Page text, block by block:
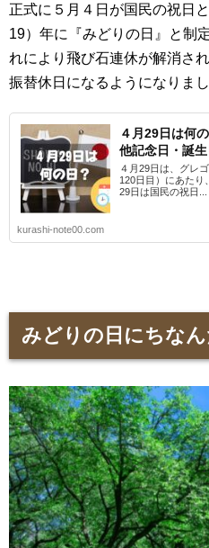
正式に５月４日が国民の祝日
19）年に『みどりの日』と制
れにより飛び石連休が解消さ
振替休日になるようになりまし
４月29日は何
他記念日・誕
４月29日は、グレ
120日目）にあたり
29日は国民の祝日...
kurashi-note00.com
みどりの日にちな